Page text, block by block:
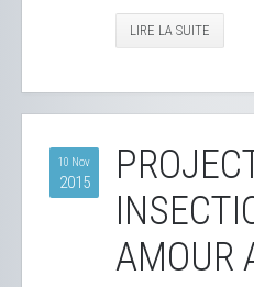
LIRE LA SUITE
10 Nov
2015
AMOUR